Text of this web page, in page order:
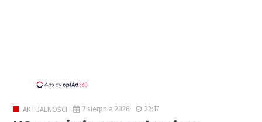
AKTUALNOŚCI 7 sierpnia 2026 22:17